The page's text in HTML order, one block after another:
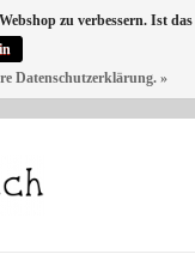
ÜBER
zu verbessern. Ist das
Datenschutzerklärung. »